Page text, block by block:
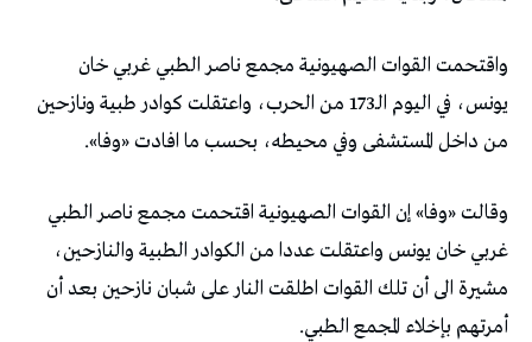
واقتحمت القوات الصهيونية مجمع ناصر الطبي غربي خان
يونس، في اليوم الـ173 من الحرب، واعتقلت كوادر طبية ونازحين
من داخل المستشفى وفي محيطه، بحسب ما افادت «وفا».
وقالت «وفا» إن القوات الصهيونية اقتحمت مجمع ناصر الطبي
غربي خان يونس واعتقلت عددا من الكوادر الطبية والنازحين،
مشيرة الى أن تلك القوات اطلقت النار على شبان نازحين بعد أن
أمرتهم بإخلاء المجمع الطبي.